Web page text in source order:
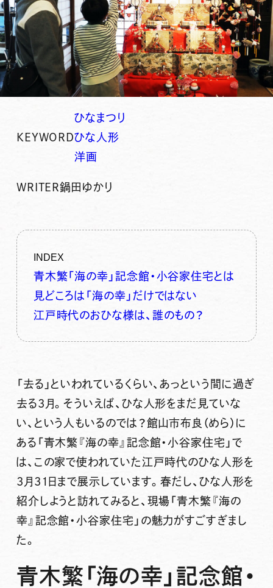
KEYWORD
ひなまつり
ひな人形
洋画
WRITER鍋田ゆかり
INDEX
青木繁「海の幸」記念館・小谷家住宅とは
見どころは「海の幸」だけではない
江戸時代のおひな様は、誰のもの？
「去る」といわれているくらい、あっという間に過ぎ
去る3月。そういえば、ひな人形をまだ見ていな
い、という人もいるのでは？館山市布良（めら）に
ある「青木繁『海の幸』記念館・小谷家住宅」で
は、この家で使われていた江戸時代のひな人形を
3月31日まで展示しています。春だし、ひな人形を
紹介しようと訪れてみると、現場「青木繁『海の
幸』記念館・小谷家住宅」の魅力がすごすぎまし
た。
青木繁「海の幸」記念館・